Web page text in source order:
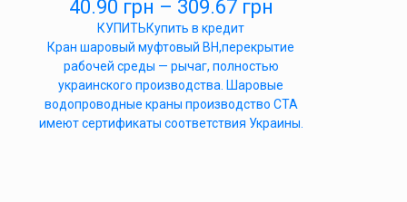
40.90 грн – 309.67 грн
КУПИТЬКупить в кредит
Кран шаровый муфтовый ВН,перекрытие
рабочей среды — рычаг, полностью
украинского производства. Шаровые
водопроводные краны производство СТА
имеют сертификаты соответствия Украины.